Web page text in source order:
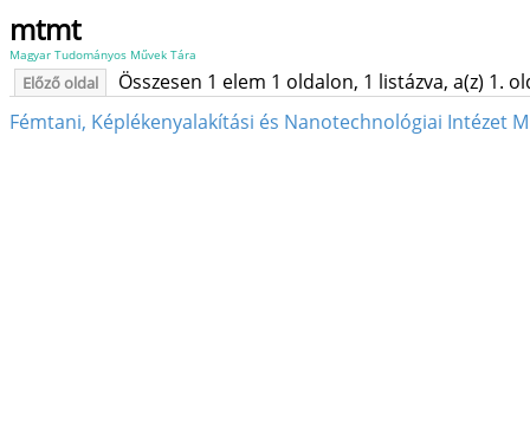
mtmt
Magyar Tudományos Művek Tára
Előző oldal
Összesen 1 elem 1 oldalon, 1 listázva, a(z) 1.
Fémtani, Képlékenyalakítási és Nanotechnológiai Intézet